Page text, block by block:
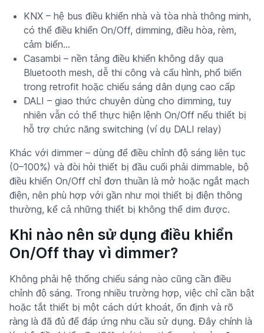
KNX – hệ bus điều khiển nhà và tòa nhà thông minh,
có thể điều khiển On/Off, dimming, điều hòa, rèm,
cảm biến...
Casambi – nền tảng điều khiển không dây qua
Bluetooth mesh, dễ thi công và cấu hình, phổ biến
trong retrofit hoặc chiếu sáng dân dụng cao cấp
DALI – giao thức chuyên dùng cho dimming, tuy
nhiên vẫn có thể thực hiện lệnh On/Off nếu thiết bị
hỗ trợ chức năng switching (ví dụ DALI relay)
Khác với dimmer – dùng để điều chỉnh độ sáng liên tục
(0–100%) và đòi hỏi thiết bị đầu cuối phải dimmable, bộ
điều khiển On/Off chỉ đơn thuần là mở hoặc ngắt mạch
điện, nên phù hợp với gần như mọi thiết bị điện thông
thường, kể cả những thiết bị không thể dim được.
Khi nào nên sử dụng điều khiển
On/Off thay vì dimmer?
Không phải hệ thống chiếu sáng nào cũng cần điều
chỉnh độ sáng. Trong nhiều trường hợp, việc chỉ cần bật
hoặc tắt thiết bị một cách dứt khoát, ổn định và rõ
ràng là đã đủ để đáp ứng nhu cầu sử dụng. Đây chính là